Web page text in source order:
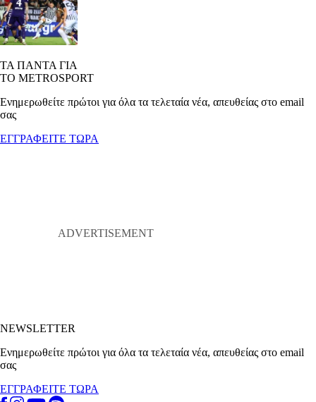
ΤΑ ΠΑΝΤΑ ΓΙΑ
ΤΟ METROSPORT
Ενημερωθείτε πρώτοι για όλα τα τελεταία νέα, απευθείας στο email
σας
ΕΓΓΡΑΦΕΙΤΕ ΤΩΡΑ
NEWSLETTER
Ενημερωθείτε πρώτοι για όλα τα τελεταία νέα, απευθείας στο email
σας
ΕΓΓΡΑΦΕΙΤΕ ΤΩΡΑ